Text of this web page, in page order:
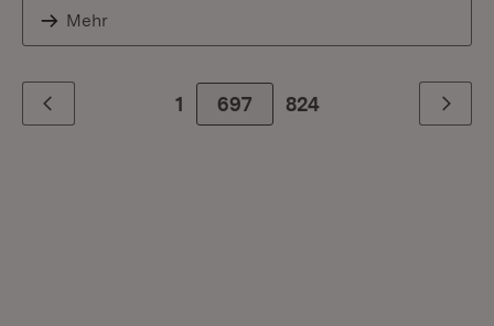
Mehr
Zurück 1 697 Zur letzte Seite
824 Weiter